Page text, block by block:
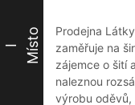
I Místo
Prodejna
zaměřuje na
zájemce o šití
naleznou
výrobu